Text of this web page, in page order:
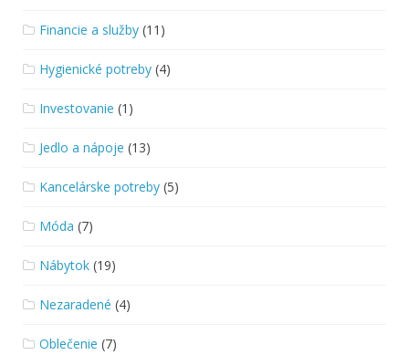
Financie a služby (11)
Hygienické potreby (4)
Investovanie (1)
Jedlo a nápoje (13)
Kancelárske potreby (5)
Móda (7)
Nábytok (19)
Nezaradené (4)
Oblečenie (7)